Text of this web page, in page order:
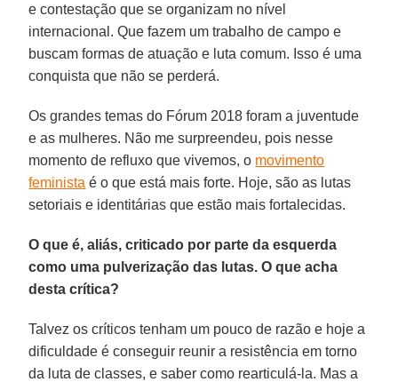
e contestação que se organizam no nível
internacional. Que fazem um trabalho de campo e
buscam formas de atuação e luta comum. Isso é uma
conquista que não se perderá.
Os grandes temas do Fórum 2018 foram a juventude
e as mulheres. Não me surpreendeu, pois nesse
momento de refluxo que vivemos, o movimento
feminista é o que está mais forte. Hoje, são as lutas
setoriais e identitárias que estão mais fortalecidas.
O que é, aliás, criticado por parte da esquerda
como uma pulverização das lutas. O que acha
desta crítica?
Talvez os críticos tenham um pouco de razão e hoje a
dificuldade é conseguir reunir a resistência em torno
da luta de classes, e saber como rearticulá-la. Mas a